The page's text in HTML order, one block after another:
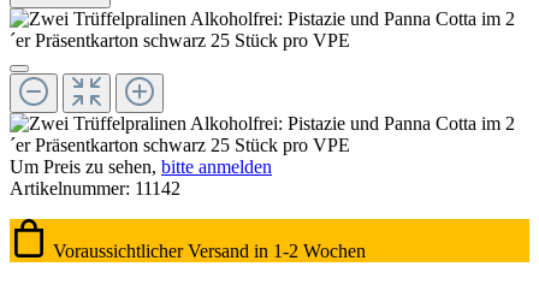
Um Preis zu sehen, bitte anmelden
Artikelnummer: 11142
Voraussichtlicher Versand in 1-2 Wochen